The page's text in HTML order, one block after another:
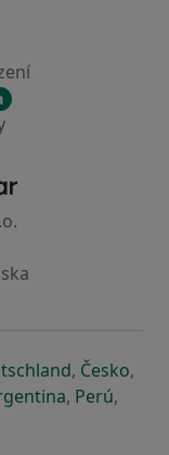
- Hlavní stránka
záložce
v nové záložce
se otevře v
, Českose
,
záložce
nové záložce
v nové
se otevře v
, Perúse
,